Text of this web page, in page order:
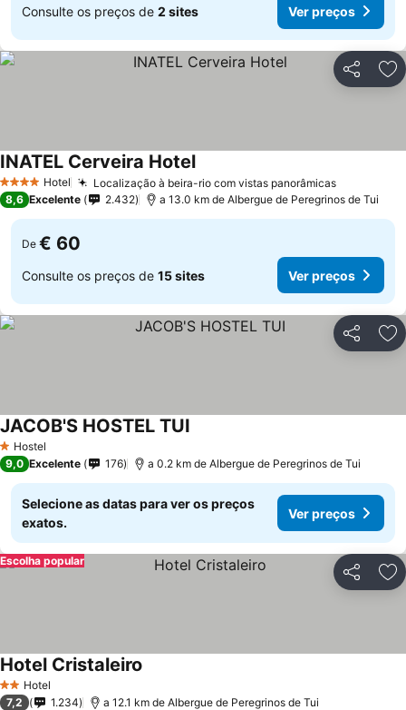
Consulte os preços de 2 sites Ver preços
Partilhar
4 EstrelasHotel Localização à beira-rio com vistas panorâmicas
INATEL Cerveira Hotel
8,6 Excelente 2.432 a 13.0 km de Albergue de Peregrinos de Tui
De € 60
Consulte os preços de 15 sites Ver preços
Partilhar
1 Estrelas
Hostel
JACOB'S HOSTEL TUI
9,0 Excelente 176 a 0.2 km de Albergue de Peregrinos de Tui
Selecione as datas para ver os preços
exatos.
Ver preços
Partilhar
Escolha popular
2 Estrelas
Hotel
Hotel Cristaleiro
7,2 1.234 a 12.1 km de Albergue de Peregrinos de Tui